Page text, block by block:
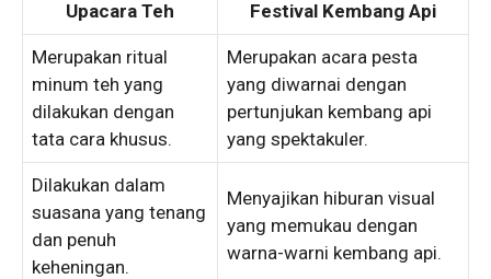
Upacara Teh Festival Kembang Api
Merupakan ritual
minum teh yang
dilakukan dengan
tata cara khusus.
Merupakan acara pesta
yang diwarnai dengan
pertunjukan kembang api
yang spektakuler.
Dilakukan dalam
suasana yang tenang
dan penuh
keheningan.
Menyajikan hiburan visual
yang memukau dengan
warna-warni kembang api.